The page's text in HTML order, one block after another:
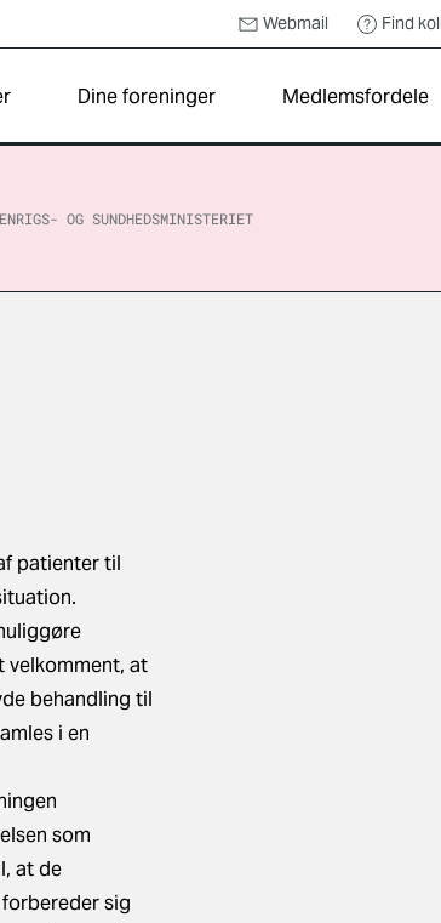
Webmail Find
Dine foreninger Medlemsfordele
OG SUNDHEDSMINISTERIET
patienter til
velkomment, at
behandling til
i en
som
at de
sig